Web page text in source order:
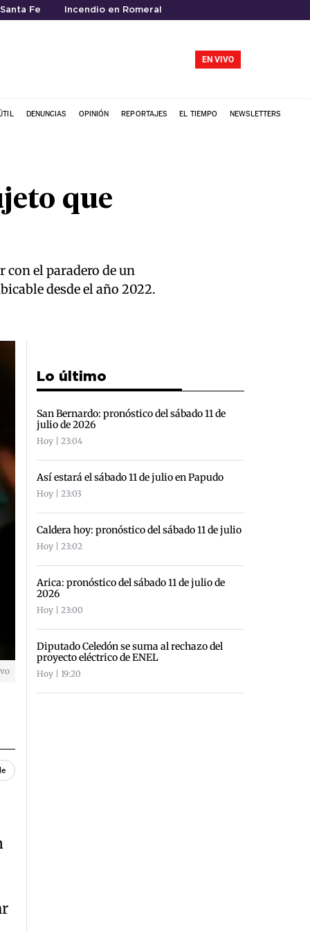
Fe Incendio en Romeral
EN VIVO
DENUNCIAS OPINIÓN REPORTAJES EL TIEMPO NEWSLETTERS
que
el paradero de un
desde el año 2022.
Lo último
San Bernardo: pronóstico del sábado 11 de
julio de 2026
Hoy | 23:04
Así estará el sábado 11 de julio en Papudo
Hoy | 23:03
Caldera hoy: pronóstico del sábado 11 de julio
Hoy | 23:02
Arica: pronóstico del sábado 11 de julio de
2026
Hoy | 23:00
Diputado Celedón se suma al rechazo del
proyecto eléctrico de ENEL
Hoy | 19:20